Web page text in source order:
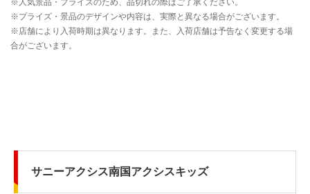
サニーアクシス南国アクシスキッズ